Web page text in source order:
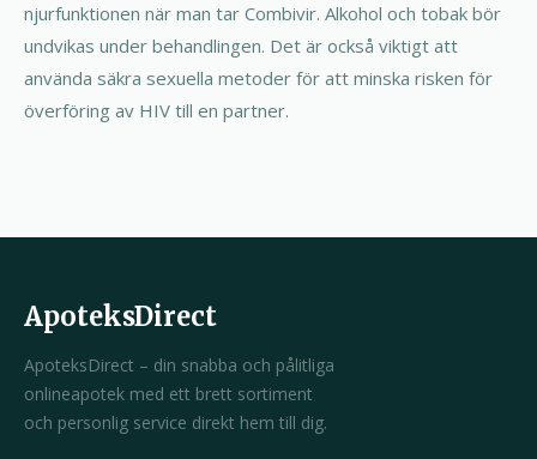
njurfunktionen när man tar Combivir. Alkohol och tobak bör
undvikas under behandlingen. Det är också viktigt att
använda säkra sexuella metoder för att minska risken för
överföring av HIV till en partner.
ApoteksDirect
ApoteksDirect – din snabba och pålitliga
onlineapotek med ett brett sortiment
och personlig service direkt hem till dig.